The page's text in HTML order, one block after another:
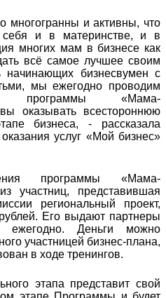
и активны, что
себя и в материнстве, и в
многих мам в бизнесе как
всё самое лучшее своим
начинающих бизнесвумен с
мы ежегодно проводим
программы «Мама-
оказывать всестороннюю
бизнеса, - рассказала
услуг «Мой бизнес»
программы «Мама-
участниц, представившая
региональный проект,
Его выдают партнеры
ежегодно. Деньги можно
участницей бизнес-плана,
в ходе тренингов.
этапа представит свой